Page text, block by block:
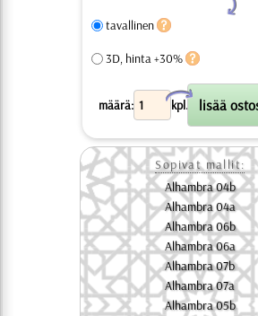
tavallinen
3D, hinta +30%
määrä: kpl.
X
Sopivat mallit:
Alhambra 04b
Alhambra 04a
Alhambra 06b
Alhambra 06a
Alhambra 07b
Alhambra 07a
Alhambra 05b